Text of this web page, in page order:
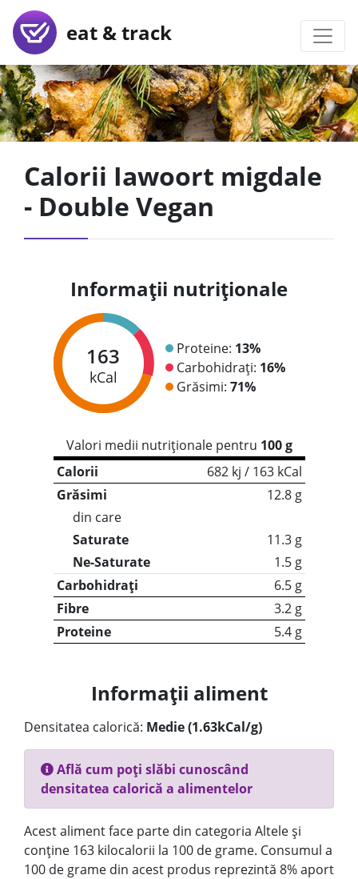
eat & track
Calorii Iawoort migdale
- Double Vegan
Informații nutriționale
163
kCal
Proteine: 13%
Carbohidrați: 16%
Grăsimi: 71%
Valori medii nutriționale pentru 100 g
Calorii
682 kj / 163 kCal
Grăsimi
12.8 g
din care
Saturate
11.3 g
Ne-Saturate
1.5 g
Carbohidrați
6.5 g
Fibre
3.2 g
Proteine
5.4 g
Informații aliment
Densitatea calorică: Medie (1.63kCal/g)
Află cum poți slăbi cunoscând
densitatea calorică a alimentelor
Acest aliment face parte din categoria Altele și
conține 163 kilocalorii la 100 de grame. Consumul a
100 de grame din acest produs reprezintă 8% aport